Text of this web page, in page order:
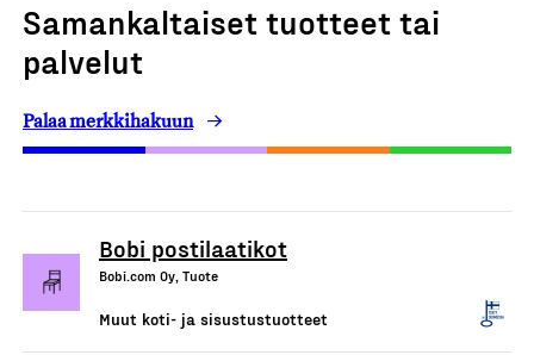
Samankaltaiset tuotteet tai
palvelut
Palaa merkkihakuun
Bobi postilaatikot
Bobi.com Oy, Tuote
Muut koti- ja sisustustuotteet